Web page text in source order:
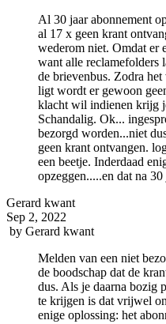
Al 30 jaar abonnement
al 17 x geen krant
wederom niet. Omdat er
want alle reclamefolders
de brievenbus. Zodra
ligt wordt er gewoon
klacht wil indienen krijg
Schandalig. Ok...
bezorgd worden...niet
geen krant ontvangen.
een beetje. Inderdaad
opzeggen.....en dat na
Gerard kwant
Sep 2, 2022
by Gerard kwant
Melden van een niet
de boodschap dat de
dus. Als je daarna bozig
te krijgen is dat vrijwel
enige oplossing: het